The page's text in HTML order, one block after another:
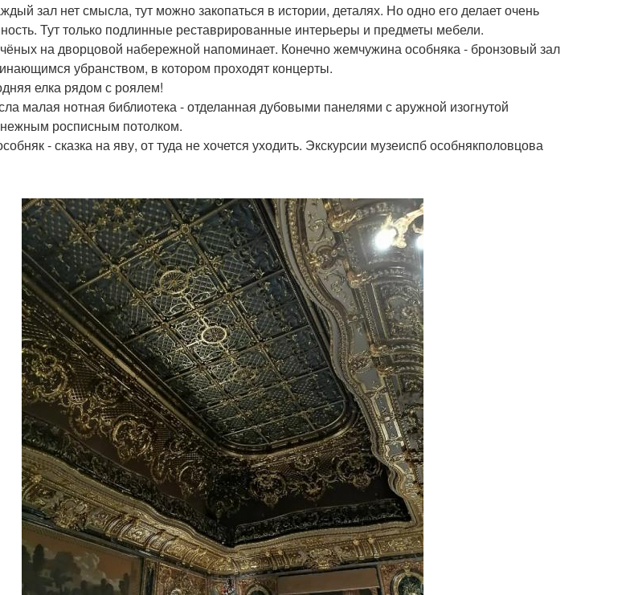
зал нет смысла, тут можно закопаться в истории, деталях. Но одно его делает очень
Тут только подлинные реставрированные интерьеры и предметы мебели.
на дворцовой набережной напоминает. Конечно жемчужина особняка - бронзовый зал
убранством, в котором проходят концерты.
елка рядом с роялем!
малая нотная библиотека - отделанная дубовыми панелями с аружной изогнутой
росписным потолком.
- сказка на яву, от туда не хочется уходить. Экскурсии музеиспб особнякполовцова